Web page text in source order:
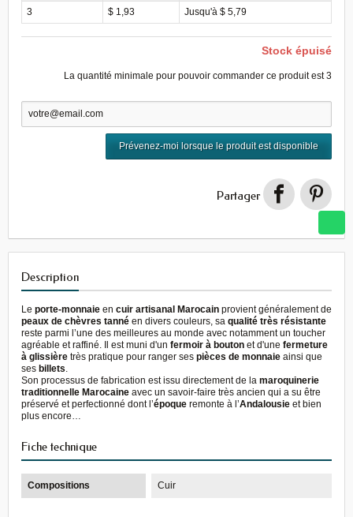
3
$ 1,93 Jusqu'à $ 5,79
Stock épuisé
La quantité minimale pour pouvoir commander ce produit est3
Prévenez-moi lorsque le produit est disponible
Partager
Description
Le porte-monnaie en cuir artisanal Marocain provient généralement de
peaux de chèvres tanné en divers couleurs, sa qualité très résistante
reste parmi l’une des meilleures au monde avec notamment un toucher
agréable et raffiné. Il est muni d'un fermoir à bouton et d'une fermeture
à glissière très pratique pour ranger ses pièces de monnaie ainsi que
ses billets.
Son processus de fabrication est issu directement de la maroquinerie
traditionnelle Marocaine avec un savoir-faire très ancien qui a su être
préservé et perfectionné dont l’époque remonte à l’Andalousie et bien
plus encore…
Fiche technique
Compositions Cuir